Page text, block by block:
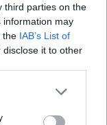
third parties on the
information may
the IAB’s List of
it to other
: prendre pendant
d’Enterococcus,
de consulter